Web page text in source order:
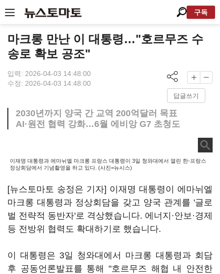
구독
마크롱 만난 이 대통령…"호르무즈 수
송로 확보 공조"
입력: 2026-04-03 14:48:00
수정: 2026-04-03 14:48:00
답글쓰기
2030년까지 양국 간 교역 200억달러 목표
AI·원전 협력 강화…6월 에비앙 G7 초청도
이재명 대통령과 에마뉘엘 마크롱 프랑스 대통령이 3일 청와대에서 열린 한-프랑스
정상회담에서 기념촬영을 하고 있다. (사진=뉴시스)
[뉴스토마토 송정은 기자] 이재명 대통령이 에마뉘엘
마크롱 대통령과 정상회담을 갖고 양국 관계를 '글로
벌 전략적 동반자'로 격상했습니다. 에너지·안보·경제
등 전방위 협력도 확대하기로 했습니다.
이 대통령은 3일 청와대에서 마크롱 대통령과 회담
후 공동언론발표를 통해 "호르무즈 해협 내 안전한